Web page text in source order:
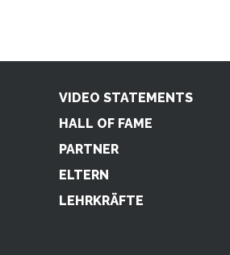
VIDEO STATEMENTS
HALL OF FAME
PARTNER
ELTERN
LEHRKRÄFTE